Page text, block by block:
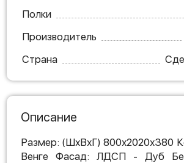
Полки
Производитель
Страна
Описание
Размер: (ШхВхГ) 800х2020х380
Венге Фасад: ЛДСП - Дуб